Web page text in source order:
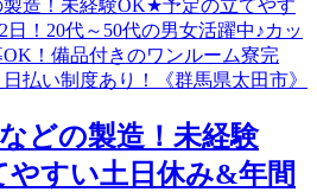
どの製造！未経験
すい土日休み&年間